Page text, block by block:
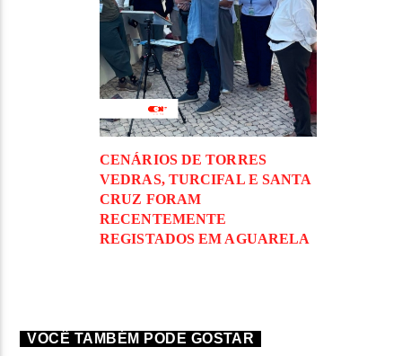
CENÁRIOS DE TORRES
VEDRAS, TURCIFAL E SANTA
CRUZ FORAM
RECENTEMENTE
REGISTADOS EM AGUARELA
VOCÊ TAMBÉM PODE GOSTAR